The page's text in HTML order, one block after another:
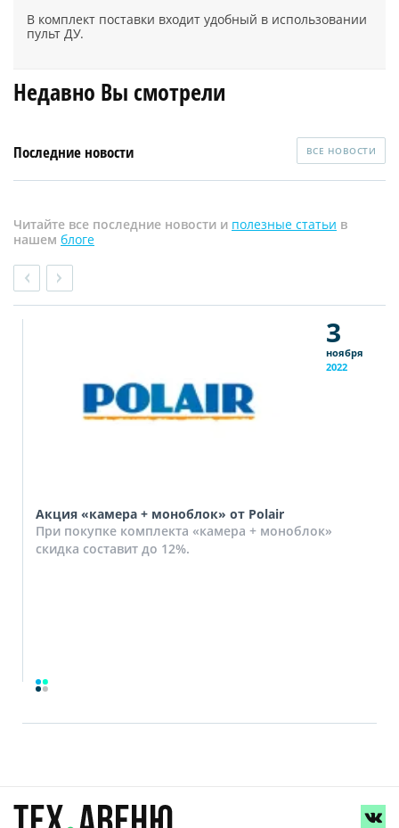
В комплект поставки входит удобный в использовании
пульт ДУ.
Недавно Вы смотрели
Последние новости ВСЕ НОВОСТИ
Читайте все последние новости и полезные статьи в
нашем блоге
3
ноября
2022
Акция «камера + моноблок» от Polair
При покупке комплекта «камера + моноблок»
скидка составит до 12%.